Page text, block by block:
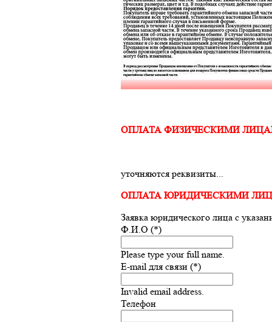
ОПЛАТА ФИЗИЧЕСКИМИ
уточняются реквизиты...
ОПЛАТА ЮРИДИЧЕСКИМИ
Заявка юридического лица с
Ф.И.О (*)
Please type your full name.
E-mail для связи (*)
Invalid email address.
Телефон